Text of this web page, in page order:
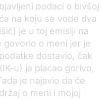
podaci o bivšoj
na koju se vode dva
je u toj emisiji na
govorio o meni jer je
dostavio, čak
u) ja plaćao gorivo,
je najavio da će
o meni i mojoj